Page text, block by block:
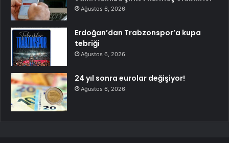
Ağustos 6, 2026
Erdoğan’dan Trabzonspor’a kupa
tebriği
Ağustos 6, 2026
24 yıl sonra eurolar değişiyor!
Ağustos 6, 2026